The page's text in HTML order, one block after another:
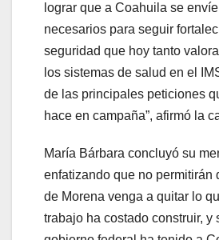
lograr que a Coahuila se
necesarios para seguir
seguridad que hoy tanto
los sistemas de salud en el
de las principales peticiones
hace en campaña”, afirmó la
María Bárbara concluyó su
enfatizando que no permitirán
de Morena venga a quitar lo
trabajo ha costado construir, y